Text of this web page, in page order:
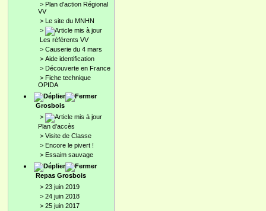
> Plan d'action Régional
VV
> Le site du MNHN
>
Les référents VV
> Causerie du 4 mars
> Aide identification
> Découverte en France
> Fiche technique
OPIDA
Grosbois
>
Plan d'accès
> Visite de Classe
> Encore le pivert !
> Essaim sauvage
Repas Grosbois
> 23 juin 2019
> 24 juin 2018
> 25 juin 2017